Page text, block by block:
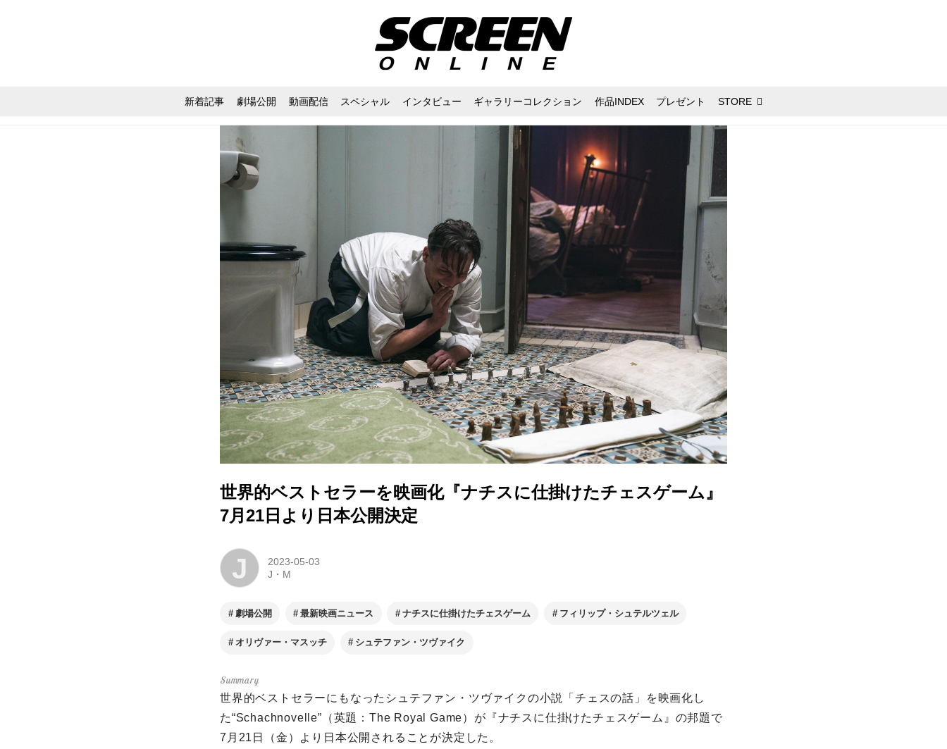
新着記事 劇場公開 動画配信 スペシャル インタビュー ギャラリーコレクション 作品INDEX プレゼント STORE
世界的ベストセラーを映画化『ナチスに仕掛けたチェスゲーム』
7月21日より日本公開決定
J
2023-05-03
J・M
劇場公開 最新映画ニュース ナチスに仕掛けたチェスゲーム フィリップ・シュテルツェル
オリヴァー・マスッチ シュテファン・ツヴァイク
世界的ベストセラーにもなったシュテファン・ツヴァイクの小説「チェスの話」を映画化し
た“Schachnovelle”（英題：The Royal Game）が『ナチスに仕掛けたチェスゲーム』の邦題で
7月21日（金）より日本公開されることが決定した。